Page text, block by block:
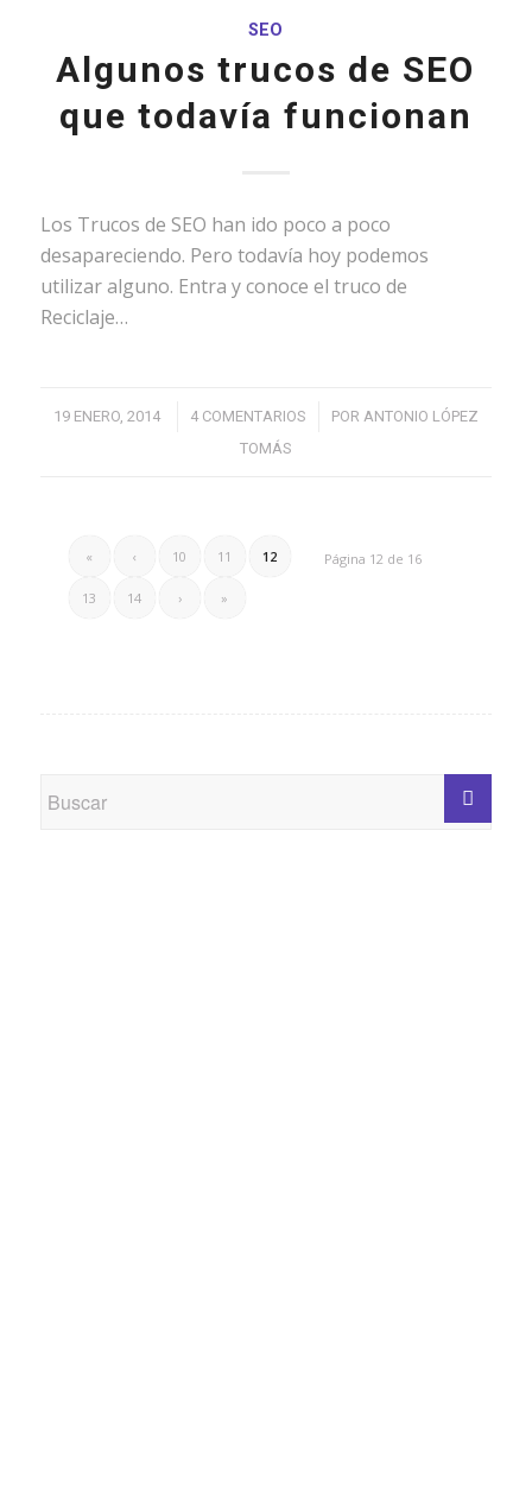
SEO
Algunos trucos de SEO
que todavía funcionan
Los Trucos de SEO han ido poco a poco
desapareciendo. Pero todavía hoy podemos
utilizar alguno. Entra y conoce el truco de
Reciclaje…
19 ENERO, 2014
/ 4 COMENTARIOS
/ POR ANTONIO LÓPEZ
TOMÁS
Página 12 de 16
« ‹ 10 11 12
13 14 › »